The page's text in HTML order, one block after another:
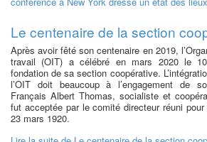
Le centenaire de la section
Après avoir fêté son centenaire en 2019,
travail (OIT) a célébré en mars 2020 le
fondation de sa section coopérative.
l’OIT doit beaucoup à l’engagement de
Français Albert Thomas, socialiste et
fut acceptée par le comité directeur réuni
23 mars 1920.